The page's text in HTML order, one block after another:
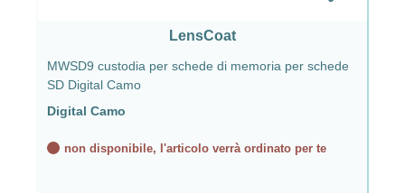
LensCoat
MWSD9 custodia per schede di memoria per schede
SD Digital Camo
Digital Camo
non disponibile, l'articolo verrà ordinato per te